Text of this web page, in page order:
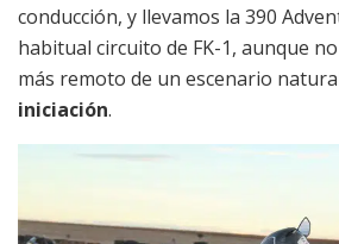
conducción, y llevamos la 390
habitual circuito de FK-1, aunque
más remoto de un escenario
iniciación.